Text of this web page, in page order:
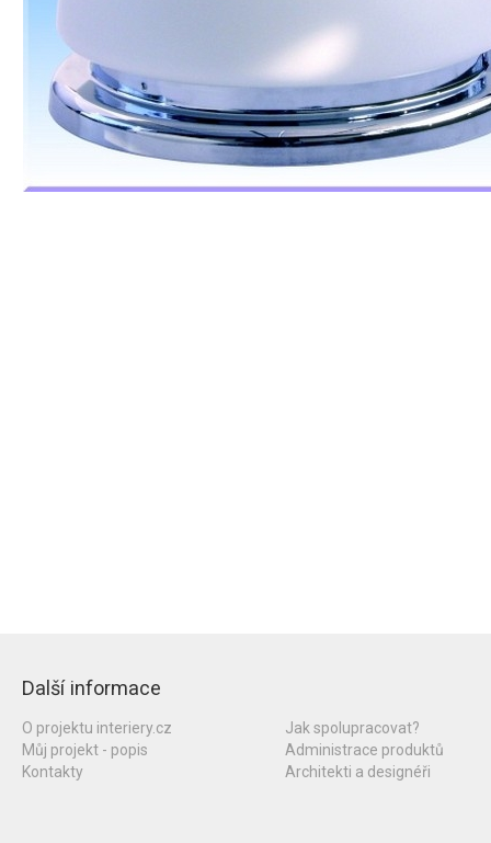
Další informace
O projektu interiery.cz
Můj projekt - popis
Kontakty
Jak spolupracovat?
Administrace produktů
Architekti a designéři